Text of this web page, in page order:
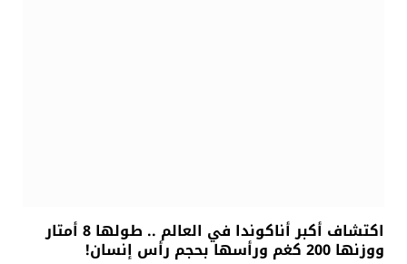
اكتشاف أكبر أناكوندا في العالم .. طولها 8 أمتار
ووزنها 200 كغم ورأسها بحجم رأس إنسان!